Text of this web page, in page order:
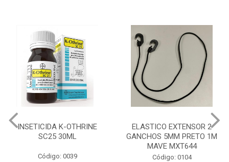
INSETICIDA K-OTHRINE
SC25 30ML
Código: 0039
ELASTICO EXTENSOR 2
GANCHOS 5MM PRETO 1M
MAVE MXT644
Código: 0104